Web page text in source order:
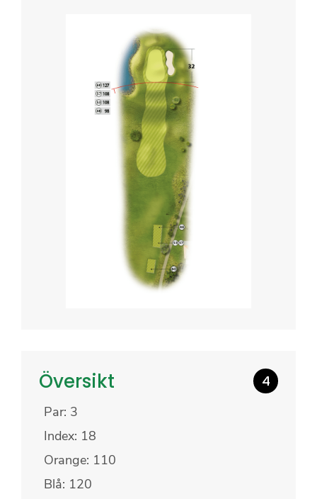
Översikt 4
Par: 3
Index: 18
Orange: 110
Blå: 120